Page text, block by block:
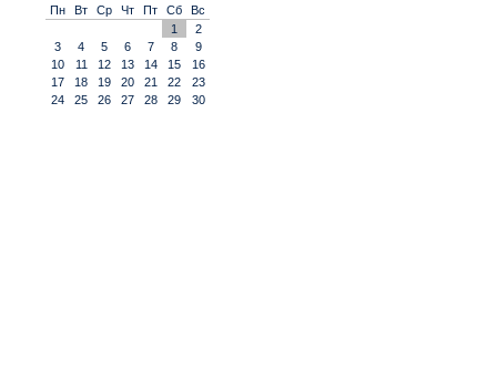
Пн
Вт Ср Чт Пт Сб
Вс
1
2
3
4 5 6 7 8
9
10
11 12 13 14 15
16
17
18 19 20 21 22
23
24
25 26 27 28 29 30